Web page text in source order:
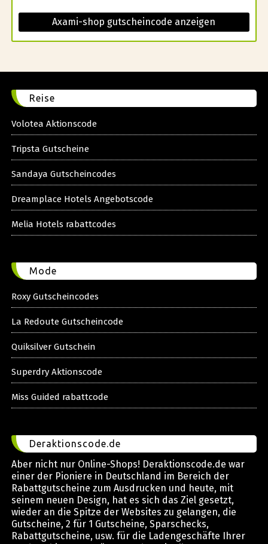
Axami-shop gutscheincode anzeigen
Reise
Volotea Aktionscode
Tripsta Gutscheine
Sandaya Gutscheincodes
Dreamplace Hotels Angebotscode
Melia Hotels rabattcodes
Mode
Roxy Gutscheincodes
La Redoute Gutscheincode
Quiksilver Gutschein
Superdry Aktionscode
Miss Guided rabattcode
Deraktionscode.de
Aber nicht nur Online-Shops! Deraktionscode.de war
einer der Pioniere in Deutschland im Bereich der
Rabattgutscheine zum Ausdrucken und heute, mit
seinem neuen Design, hat es sich das Ziel gesetzt,
wieder an die Spitze der Websites zu gelangen, die
Gutscheine, 2 für 1 Gutscheine, Sparschecks,
Rabattgutscheine, usw. für die Ladengeschäfte Ihrer